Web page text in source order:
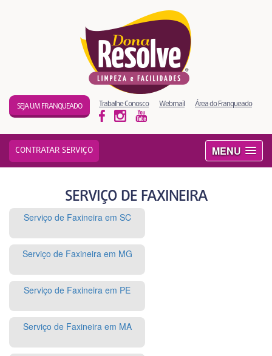
MENU
SEJA UM FRANQUEADO Trabalhe Conosco Webmail Área do Franqueado
CONTRATAR SERVIÇO
SERVIÇO DE FAXINEIRA
Serviço de Faxineira em SC
Serviço de Faxineira em MG
Serviço de Faxineira em PE
Serviço de Faxineira em MA